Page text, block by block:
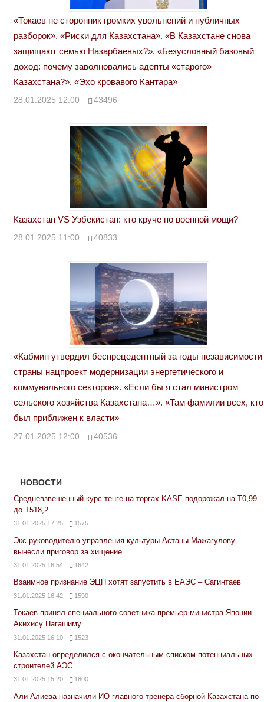
«Токаев не сторонник громких увольнений и публичных
разборок». «Риски для Казахстана». «В Казахстане снова
защищают семью Назарбаевых?». «Безусловный базовый
доход: почему заволновались адепты «старого»
Казахстана?». «Эхо кровавого Кантара»
28.01.2025 12:00 43496
Казахстан VS Узбекистан: кто круче по военной мощи?
28.01.2025 11:00 40833
«Кабмин утвердил беспрецедентный за годы независимости
страны нацпроект модернизации энергетического и
коммунального секторов». «Если бы я стал министром
сельского хозяйства Казахстана…». «Там фамилии всех, кто
был приближен к власти»
27.01.2025 12:00 40536
НОВОСТИ
Средневзвешенный курс тенге на торгах KASE подорожал на Т0,99
до Т518,2
31.01.2025 17:25 1575
Экс-руководителю управления культуры Астаны Мажагулову
вынесли приговор за хищение
31.01.2025 16:54 1642
Взаимное признание ЭЦП хотят запустить в ЕАЭС – Сагинтаев
31.01.2025 16:42 1590
Токаев принял специального советника премьер-министра Японии
Акихису Нагашиму
31.01.2025 16:10 1523
Казахстан определился с окончательным списком потенциальных
строителей АЭС
31.01.2025 15:20 1800
Али Алиева назначили ИО главного тренера сборной Казахстана по